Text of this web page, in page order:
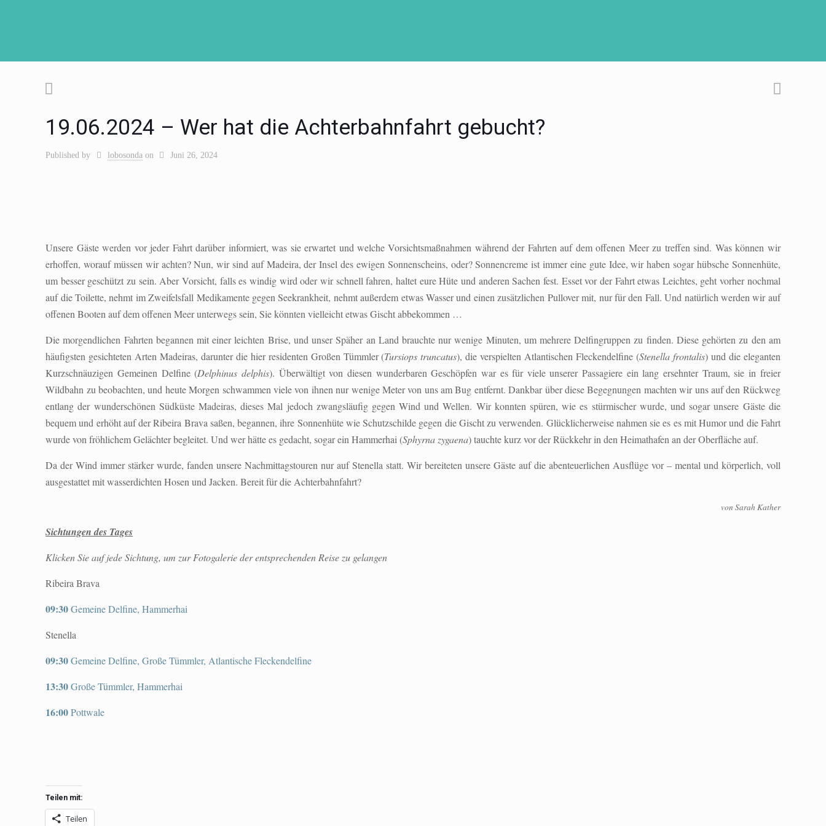
19.06.2024 – Wer hat die Achterbahnfahrt gebucht?
Published by lobosonda on Juni 26, 2024
Unsere Gäste werden vor jeder Fahrt darüber informiert, was sie erwartet und welche Vorsichtsmaßnahmen während der Fahrten auf dem offenen Meer zu treffen sind. Was können wir
erhoffen, worauf müssen wir achten? Nun, wir sind auf Madeira, der Insel des ewigen Sonnenscheins, oder? Sonnencreme ist immer eine gute Idee, wir haben sogar hübsche Sonnenhüte,
um besser geschützt zu sein. Aber Vorsicht, falls es windig wird oder wir schnell fahren, haltet eure Hüte und anderen Sachen fest. Esset vor der Fahrt etwas Leichtes, geht vorher nochmal
auf die Toilette, nehmt im Zweifelsfall Medikamente gegen Seekrankheit, nehmt außerdem etwas Wasser und einen zusätzlichen Pullover mit, nur für den Fall. Und natürlich werden wir auf
offenen Booten auf dem offenen Meer unterwegs sein, Sie könnten vielleicht etwas Gischt abbekommen …
Die morgendlichen Fahrten begannen mit einer leichten Brise, und unser Späher an Land brauchte nur wenige Minuten, um mehrere Delfingruppen zu finden. Diese gehörten zu den am
häufigsten gesichteten Arten Madeiras, darunter die hier residenten Großen Tümmler (Tursiops truncatus), die verspielten Atlantischen Fleckendelfine (Stenella frontalis) und die eleganten
Kurzschnäuzigen Gemeinen Delfine (Delphinus delphis). Überwältigt von diesen wunderbaren Geschöpfen war es für viele unserer Passagiere ein lang ersehnter Traum, sie in freier
Wildbahn zu beobachten, und heute Morgen schwammen viele von ihnen nur wenige Meter von uns am Bug entfernt. Dankbar über diese Begegnungen machten wir uns auf den Rückweg
entlang der wunderschönen Südküste Madeiras, dieses Mal jedoch zwangsläufig gegen Wind und Wellen. Wir konnten spüren, wie es stürmischer wurde, und sogar unsere Gäste die
bequem und erhöht auf der Ribeira Brava saßen, begannen, ihre Sonnenhüte wie Schutzschilde gegen die Gischt zu verwenden. Glücklicherweise nahmen sie es es mit Humor und die Fahrt
wurde von fröhlichem Gelächter begleitet. Und wer hätte es gedacht, sogar ein Hammerhai (Sphyrna zygaena) tauchte kurz vor der Rückkehr in den Heimathafen an der Oberfläche auf.
Da der Wind immer stärker wurde, fanden unsere Nachmittagstouren nur auf Stenella statt. Wir bereiteten unsere Gäste auf die abenteuerlichen Ausflüge vor – mental und körperlich, voll
ausgestattet mit wasserdichten Hosen und Jacken. Bereit für die Achterbahnfahrt?
von Sarah Kather
Sichtungen des Tages
Klicken Sie auf jede Sichtung, um zur Fotogalerie der entsprechenden Reise zu gelangen
Ribeira Brava
09:30Gemeine Delfine, Hammerhai
Stenella
09:30Gemeine Delfine, Große Tümmler, Atlantische Fleckendelfine
13:30Große Tümmler, Hammerhai
16:00Pottwale
Teilen mit:
Teilen